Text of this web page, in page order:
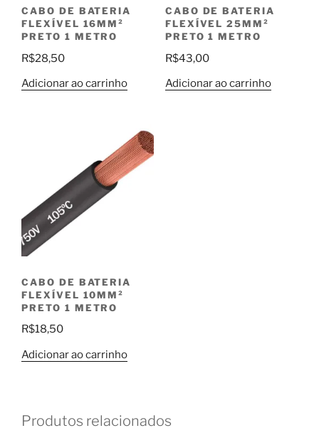
CABO DE BATERIA
FLEXÍVEL 16MM²
PRETO 1 METRO
R$28,50
Adicionar ao carrinho
CABO DE BATERIA
FLEXÍVEL 25MM²
PRETO 1 METRO
R$43,00
Adicionar ao carrinho
CABO DE BATERIA
FLEXÍVEL 10MM²
PRETO 1 METRO
R$18,50
Adicionar ao carrinho
Produtos relacionados